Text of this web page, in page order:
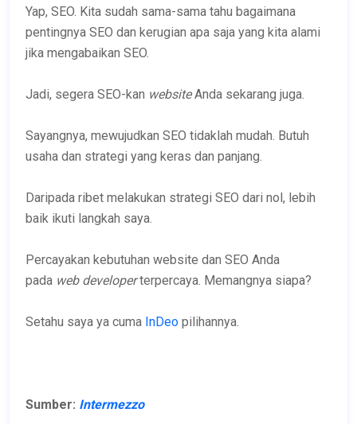
Yap, SEO. Kita sudah sama-sama tahu bagaimana
pentingnya SEO dan kerugian apa saja yang kita alami
jika mengabaikan SEO.
Jadi, segera SEO-kan websiteAnda sekarang juga.
Sayangnya, mewujudkan SEO tidaklah mudah. Butuh
usaha dan strategi yang keras dan panjang.
Daripada ribet melakukan strategi SEO dari nol, lebih
baik ikuti langkah saya.
Percayakan kebutuhan website dan SEO Anda
pada web developerterpercaya. Memangnya siapa?
Setahu saya ya cuma InDeo pilihannya.
Sumber: Intermezzo